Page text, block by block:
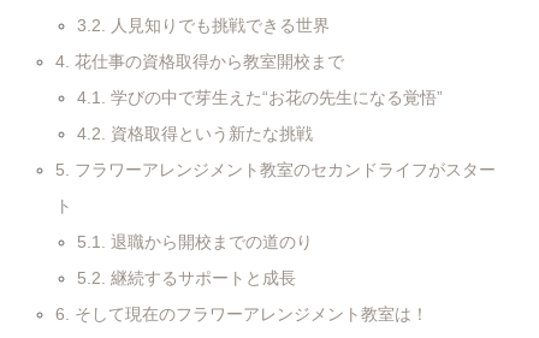
3.2.
人見知りでも挑戦できる世界
4. 花仕事の資格取得から教室開校まで
4.1.
学びの中で芽生えた“お花の先生になる覚悟”
4.2.
資格取得という新たな挑戦
5.
フラワーアレンジメント教室のセカンドライフがスター
ト
5.1.
退職から開校までの道のり
5.2. 継続するサポートと成長
6.
そして現在のフラワーアレンジメント教室は！